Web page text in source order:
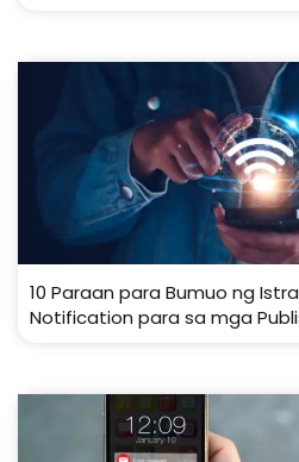
10 Paraan para Bumuo ng
Notification para sa mga